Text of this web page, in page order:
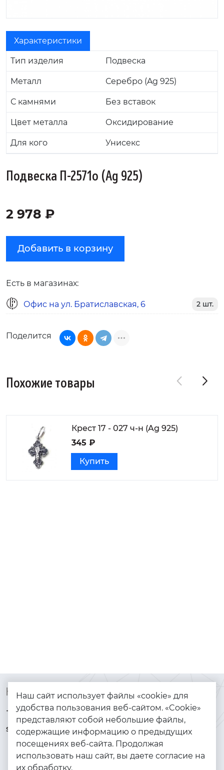
Характеристики
Тип изделия Подвеска
Металл Серебро (Ag 925)
С камнями Без вставок
Цвет металла Оксидирование
Для кого Унисекс
Подвеска П-2571о (Ag 925)
2 978 ₽
Добавить в корзину
Есть в магазинах:
Офис на ул. Братиславская, 6 2 шт.
Поделится
Похожие товары
Крест 17 - 027 ч-н (Ag 925)
345 ₽
Купить
Контакты
+7 (925) 144-64-73
serebryanyye.grani@mail.ru
Каталог
Браслеты
Золото
Серебро
Наш сайт использует файлы «cookie» для
удобства пользования веб-сайтом. «Cookie»
представляют собой небольшие файлы,
содержащие информацию о предыдущих
посещениях веб-сайта. Продолжая
использовать наш сайт, вы даете согласие на
их обработку.